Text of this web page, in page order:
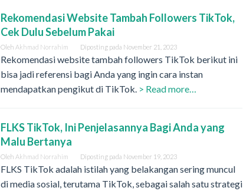
Rekomendasi Website Tambah Followers TikTok,
Cek Dulu Sebelum Pakai
Oleh Akhmad Norrahim Diposting pada November 21, 2023
Rekomendasi website tambah followers TikTok berikut ini
bisa jadi referensi bagi Anda yang ingin cara instan
mendapatkan pengikut di TikTok. > Read more…
FLKS TikTok, Ini Penjelasannya Bagi Anda yang
Malu Bertanya
Oleh Akhmad Norrahim Diposting pada November 19, 2023
FLKS TikTok adalah istilah yang belakangan sering muncul
di media sosial, terutama TikTok, sebagai salah satu strategi